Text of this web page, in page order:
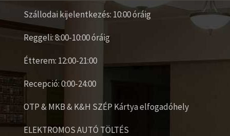
Szállodai kijelentkezés: 10:00 óráig
Reggeli: 8:00-10:00 óráig
Étterem: 12:00-21:00
Recepció: 0:00-24:00
OTP & MKB & K&H SZÉP Kártya elfogadóhely
ELEKTROMOS AUTÓ TÖLTÉS